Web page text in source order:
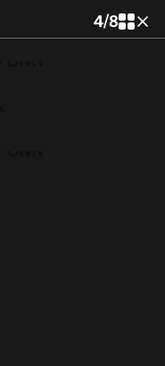
4/8